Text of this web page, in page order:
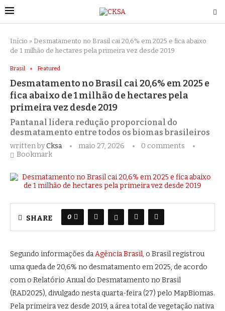
Início » Desmatamento no Brasil cai 20,6% em 2025 e fica abaixo
de 1 milhão de hectares pela primeira vez desde 2019
Brasil Featured
Desmatamento no Brasil cai 20,6% em 2025 e
fica abaixo de 1 milhão de hectares pela
primeira vez desde 2019
Pantanal lidera redução proporcional do
desmatamento entre todos os biomas brasileiros
written byCksa maio 27, 2026
0 comments
Bookmark
SHARE 0
Segundo informações daAgência Brasil, o Brasil registrou
uma queda de 20,6% no desmatamento em 2025, de acordo
com o Relatório Anual do Desmatamento no Brasil
(RAD2025), divulgado nesta quarta-feira (27) pelo MapBiomas.
Pela primeira vez desde 2019, a área total de vegetação nativa